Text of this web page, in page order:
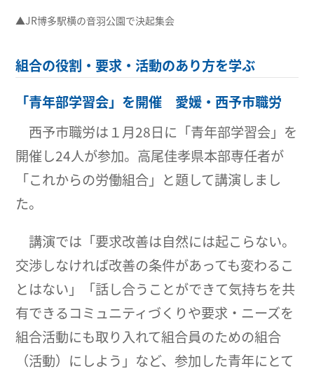
▲JR博多駅横の音羽公園で決起集会
組合の役割・要求・活動のあり方を学ぶ
「青年部学習会」を開催 愛媛・西予市職労
西予市職労は１月28日に「青年部学習会」を
開催し24人が参加。高尾佳孝県本部専任者が
「これからの労働組合」と題して講演しまし
た。
講演では「要求改善は自然には起こらない。
交渉しなければ改善の条件があっても変わるこ
とはない」「話し合うことができて気持ちを共
有できるコミュニティづくりや要求・ニーズを
組合活動にも取り入れて組合員のための組合
（活動）にしよう」など、参加した青年にとて